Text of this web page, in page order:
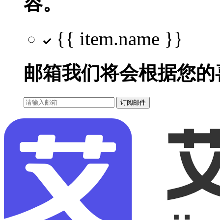
{{ item.name }}
邮箱我们将会根据您
订阅邮件